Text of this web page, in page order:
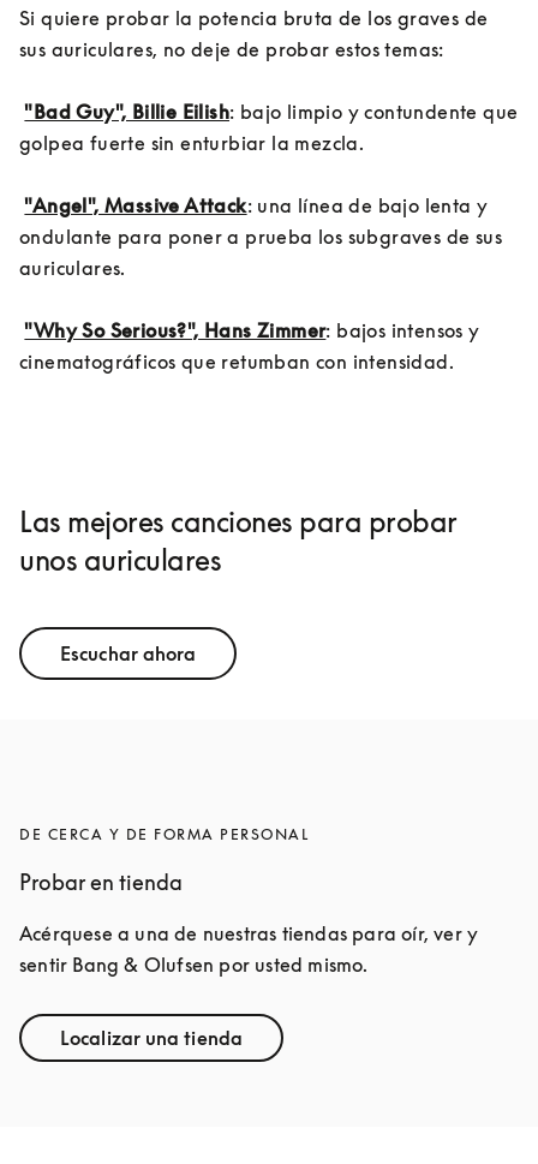
Si quiere probar la potencia bruta de los graves de
sus auriculares, no deje de probar estos temas:
"Bad Guy", Billie Eilish: bajo limpio y contundente que
golpea fuerte sin enturbiar la mezcla.
"Angel", Massive Attack: una línea de bajo lenta y
ondulante para poner a prueba los subgraves de sus
auriculares.
"Why So Serious?", Hans Zimmer: bajos intensos y
cinematográficos que retumban con intensidad.
Las mejores canciones para probar
unos auriculares
Escuchar ahora
DE CERCA Y DE FORMA PERSONAL
Probar en tienda
Acérquese a una de nuestras tiendas para oír, ver y
sentir Bang & Olufsen por usted mismo.
Localizar una tienda